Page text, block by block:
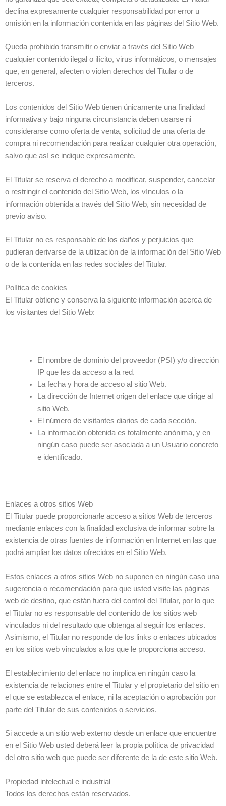
declina expresamente cualquier responsabilidad por error u
omisión en la información contenida en las páginas del Sitio Web.
Queda prohibido transmitir o enviar a través del Sitio Web
cualquier contenido ilegal o ilícito, virus informáticos, o mensajes
que, en general, afecten o violen derechos del Titular o de
terceros.
Los contenidos del Sitio Web tienen únicamente una finalidad
informativa y bajo ninguna circunstancia deben usarse ni
considerarse como oferta de venta, solicitud de una oferta de
compra ni recomendación para realizar cualquier otra operación,
salvo que así se indique expresamente.
El Titular se reserva el derecho a modificar, suspender, cancelar
o restringir el contenido del Sitio Web, los vínculos o la
información obtenida a través del Sitio Web, sin necesidad de
previo aviso.
El Titular no es responsable de los daños y perjuicios que
pudieran derivarse de la utilización de la información del Sitio Web
o de la contenida en las redes sociales del Titular.
Política de cookies
El Titular obtiene y conserva la siguiente información acerca de
los visitantes del Sitio Web:
El nombre de dominio del proveedor (PSI) y/o dirección
IP que les da acceso a la red.
La fecha y hora de acceso al sitio Web.
La dirección de Internet origen del enlace que dirige al
sitio Web.
El número de visitantes diarios de cada sección.
La información obtenida es totalmente anónima, y en
ningún caso puede ser asociada a un Usuario concreto
e identificado.
Enlaces a otros sitios Web
El Titular puede proporcionarle acceso a sitios Web de terceros
mediante enlaces con la finalidad exclusiva de informar sobre la
existencia de otras fuentes de información en Internet en las que
podrá ampliar los datos ofrecidos en el Sitio Web.
Estos enlaces a otros sitios Web no suponen en ningún caso una
sugerencia o recomendación para que usted visite las páginas
web de destino, que están fuera del control del Titular, por lo que
el Titular no es responsable del contenido de los sitios web
vinculados ni del resultado que obtenga al seguir los enlaces.
Asimismo, el Titular no responde de los links o enlaces ubicados
en los sitios web vinculados a los que le proporciona acceso.
El establecimiento del enlace no implica en ningún caso la
existencia de relaciones entre el Titular y el propietario del sitio en
el que se establezca el enlace, ni la aceptación o aprobación por
parte del Titular de sus contenidos o servicios.
Si accede a un sitio web externo desde un enlace que encuentre
en el Sitio Web usted deberá leer la propia política de privacidad
del otro sitio web que puede ser diferente de la de este sitio Web.
Propiedad intelectual e industrial
Todos los derechos están reservados.